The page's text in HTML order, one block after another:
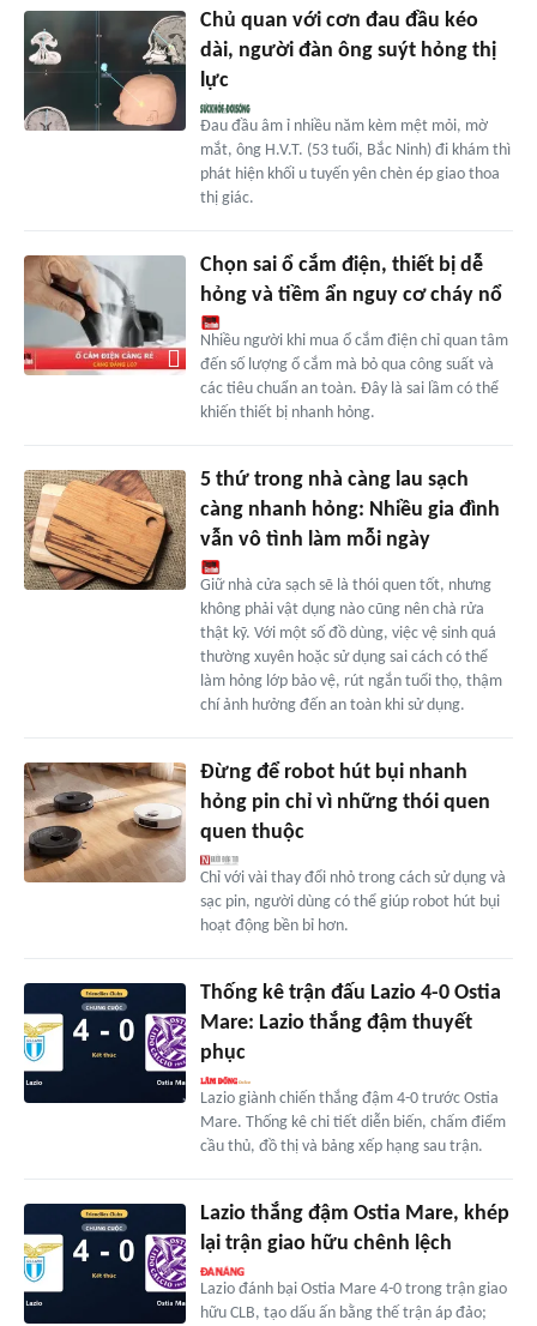
Chủ quan với cơn đau đầu kéo
dài, người đàn ông suýt hỏng thị
lực
Đau đầu âm ỉ nhiều năm kèm mệt mỏi, mờ
mắt, ông H.V.T. (53 tuổi, Bắc Ninh) đi khám thì
phát hiện khối u tuyến yên chèn ép giao thoa
thị giác.
Chọn sai ổ cắm điện, thiết bị dễ
hỏng và tiềm ẩn nguy cơ cháy nổ
Nhiều người khi mua ổ cắm điện chỉ quan tâm
đến số lượng ổ cắm mà bỏ qua công suất và
các tiêu chuẩn an toàn. Đây là sai lầm có thể
khiến thiết bị nhanh hỏng.
5 thứ trong nhà càng lau sạch
càng nhanh hỏng: Nhiều gia đình
vẫn vô tình làm mỗi ngày
Giữ nhà cửa sạch sẽ là thói quen tốt, nhưng
không phải vật dụng nào cũng nên chà rửa
thật kỹ. Với một số đồ dùng, việc vệ sinh quá
thường xuyên hoặc sử dụng sai cách có thể
làm hỏng lớp bảo vệ, rút ngắn tuổi thọ, thậm
chí ảnh hưởng đến an toàn khi sử dụng.
Đừng để robot hút bụi nhanh
hỏng pin chỉ vì những thói quen
quen thuộc
Chỉ với vài thay đổi nhỏ trong cách sử dụng và
sạc pin, người dùng có thể giúp robot hút bụi
hoạt động bền bỉ hơn.
Thống kê trận đấu Lazio 4-0 Ostia
Mare: Lazio thắng đậm thuyết
phục
Lazio giành chiến thắng đậm 4-0 trước Ostia
Mare. Thống kê chi tiết diễn biến, chấm điểm
cầu thủ, đồ thị và bảng xếp hạng sau trận.
Lazio thắng đậm Ostia Mare, khép
lại trận giao hữu chênh lệch
Lazio đánh bại Ostia Mare 4-0 trong trận giao
hữu CLB, tạo dấu ấn bằng thế trận áp đảo;